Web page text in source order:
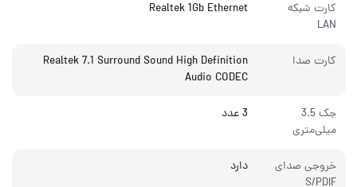
کارت شبکه
LAN
Realtek 1Gb Ethernet
کارت صدا
Realtek 7.1 Surround Sound High Definition
Audio CODEC
جک 3.5
میلی‌متری
3 عدد
خروجی صدای
S/PDIF
دارد